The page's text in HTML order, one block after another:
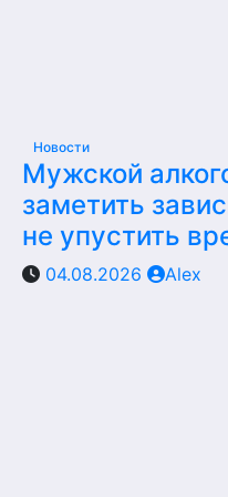
Новости
Мужской
заметить
не упустить
04.08.2026 Alex